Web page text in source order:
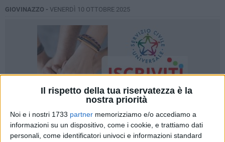
Il rispetto della tua riservatezza è la
nostra priorità
Noi e i nostri 1733 partner memorizziamo e/o accediamo a
informazioni su un dispositivo, come i cookie, e trattiamo dati
personali, come identificatori univoci e informazioni standard
GIOVINAZZO - VENERDÌ 10 OTTOBRE 2025